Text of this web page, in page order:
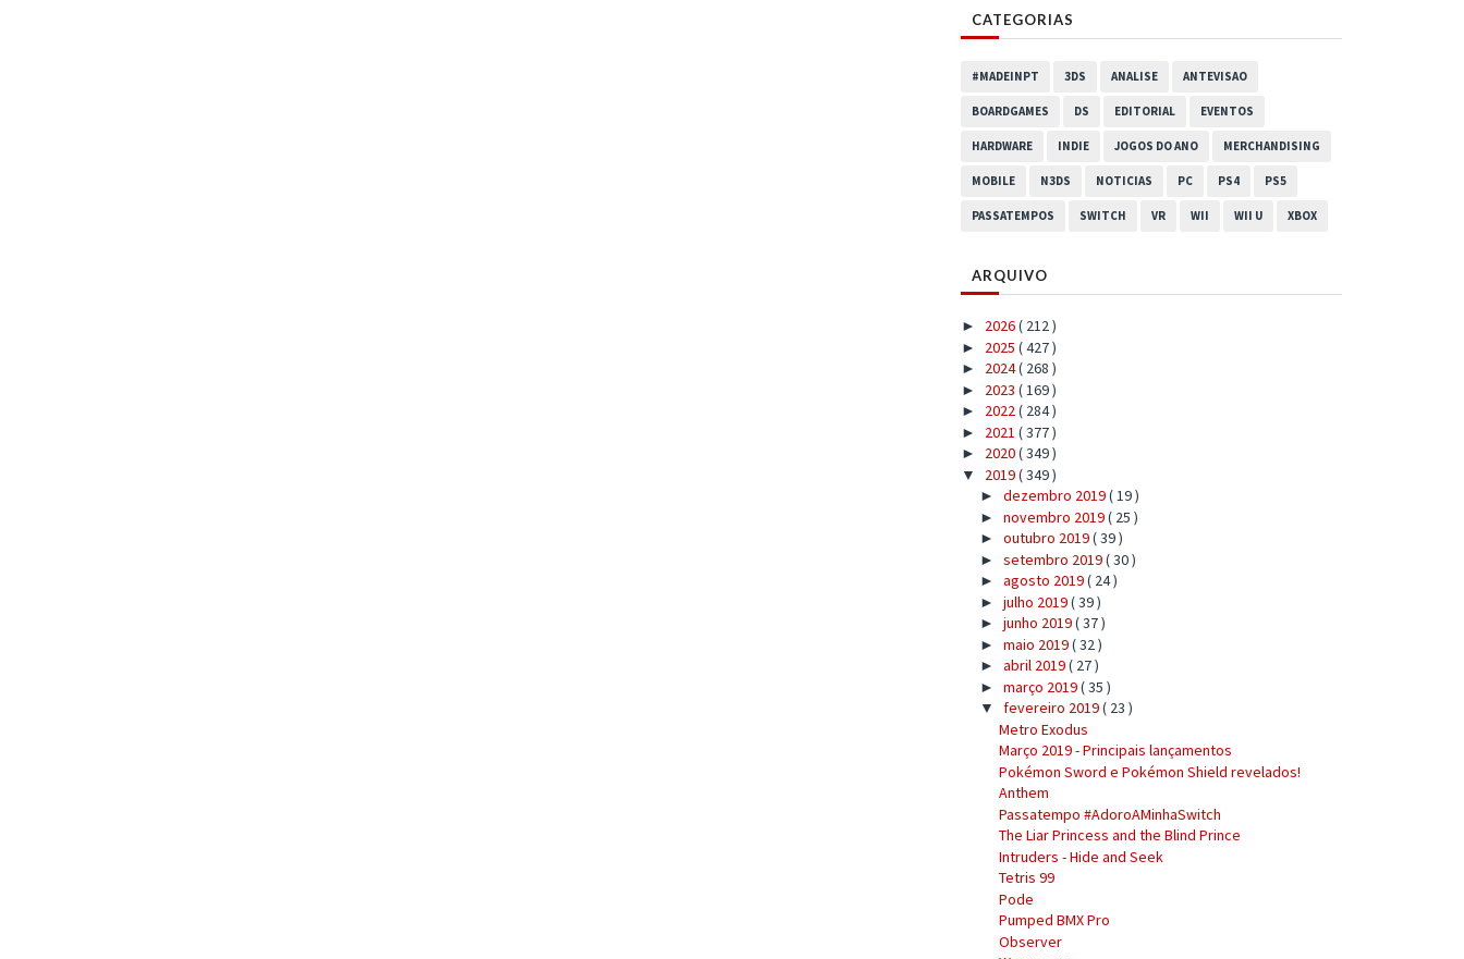
CATEGORIAS
#MADEINPT 3DS ANALISE ANTEVISAO
BOARDGAMES DS EDITORIAL EVENTOS
HARDWARE INDIE JOGOS DO ANO MERCHANDISING
MOBILE N3DS NOTICIAS PC PS4 PS5
PASSATEMPOS SWITCH VR WII WII U XBOX
ARQUIVO
► 2026( 212 )
► 2025 ( 427 )
► 2024( 268 )
► 2023 ( 169 )
► 2022( 284 )
► 2021 ( 377 )
► 2020( 349 )
▼ 2019( 349 )
► dezembro 2019( 19 )
► novembro 2019( 25 )
► outubro 2019( 39 )
► setembro 2019( 30 )
► agosto 2019( 24 )
► julho 2019( 39 )
► junho 2019( 37 )
► maio 2019( 32 )
► abril 2019( 27 )
► março 2019( 35 )
▼ fevereiro 2019( 23 )
Metro Exodus
Março 2019 - Principais lançamentos
Pokémon Sword e Pokémon Shield revelados!
Anthem
Passatempo #AdoroAMinhaSwitch
The Liar Princess and the Blind Prince
Intruders - Hide and Seek
Tetris 99
Pode
Pumped BMX Pro
Observer